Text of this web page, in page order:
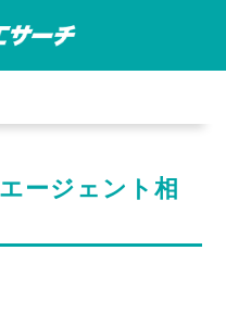
ージェント相